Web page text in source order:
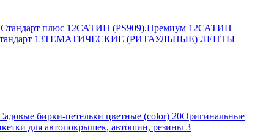
плюс 12САТИН (PS909).Премиум 12САТИН
13ТЕМАТИЧЕСКИЕ (РИТАУЛЬНЫЕ) ЛЕНТЫ
бирки-петельки цветные (color) 20Оригинальные
для автопокрышек, автошин, резины 3